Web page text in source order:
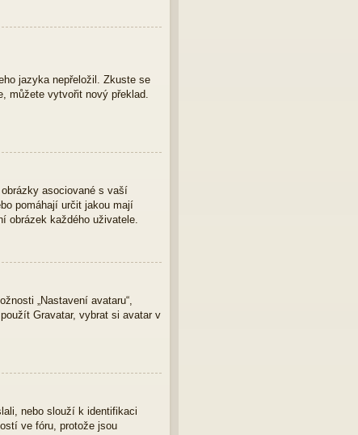
jazyka nepřeložil. Zkuste se
můžete vytvořit nový překlad.
asociované s vaší
pomáhají určit jakou mají
obrázek každého uživatele.
„Nastavení avataru“,
Gravatar, vybrat si avatar v
nebo slouží k identifikaci
ve fóru, protože jsou